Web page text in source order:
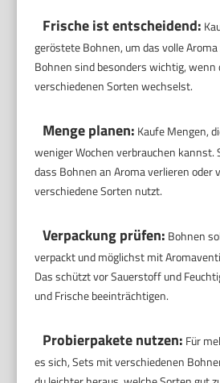
Frische ist entscheidend:
geröstete Bohnen, um das volle
Bohnen sind besonders wichtig, wenn
verschiedenen Sorten wechselst.
Menge planen: Kaufe Mengen,
weniger Wochen verbrauchen kannst.
dass Bohnen an Aroma verlieren oder
verschiedene Sorten nutzt.
Verpackung prüfen: Bohnen
verpackt und möglichst mit
Das schützt vor Sauerstoff und
und Frische beeinträchtigen.
Probierpakete nutzen: Für
es sich, Sets mit verschiedenen